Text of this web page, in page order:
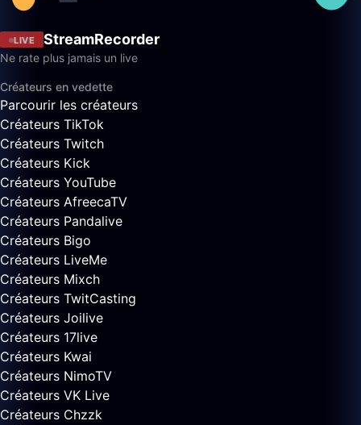
LIVE StreamRecorder
Ne rate plus jamais un live
Créateurs en vedette
Parcourir les créateurs
Créateurs TikTok
Créateurs Twitch
Créateurs Kick
Créateurs YouTube
Créateurs AfreecaTV
Créateurs Pandalive
Créateurs Bigo
Créateurs LiveMe
Créateurs Mixch
Créateurs TwitCasting
Créateurs Joilive
Créateurs 17live
Créateurs Kwai
Créateurs NimoTV
Créateurs VK Live
Créateurs Chzzk